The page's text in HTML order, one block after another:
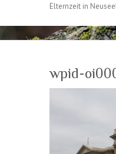
Elternzeit in
wpid-